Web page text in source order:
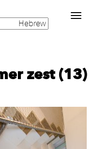
Toggle
navigation
zest (13)